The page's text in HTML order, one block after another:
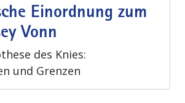
Einordnung zum
Vonn
des Knies:
und Grenzen